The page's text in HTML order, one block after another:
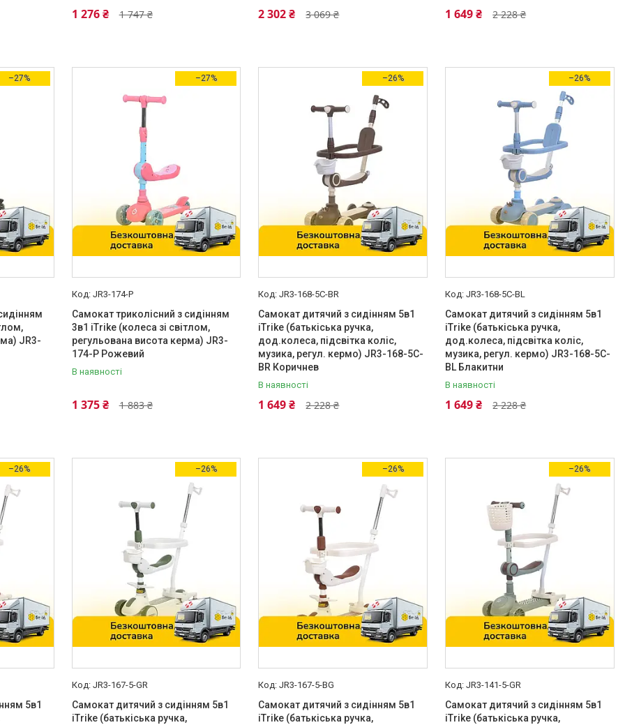
1 747 ₴
1 276 ₴ 3 069 ₴
2 302 ₴ 2 228 ₴
1 649 ₴
–27%
JR3-
–27%
JR3-174-P
Самокат триколісний з сидінням
3в1 iTrike (колеса зі світлом,
регульована висота керма) JR3-
174-P Рожевий
В наявності
1 883 ₴
1 375 ₴
–26%
JR3-168-5С-BR
Самокат дитячий з сидінням 5в1
iTrike (батькіська ручка,
дод.колеса, підсвітка коліс,
музика, регул. кермо) JR3-168-5С-
BR Коричнев
В наявності
2 228 ₴
1 649 ₴
–26%
JR3-168-5С-BL
Самокат дитячий з сидінням 5в1
iTrike (батькіська ручка,
дод.колеса, підсвітка коліс,
музика, регул. кермо) JR3-168-5С-
BL Блакитни
В наявності
2 228 ₴
1 649 ₴
–26%
5в1
–26%
JR3-167-5-GR
Самокат дитячий з сидінням 5в1
iTrike (батькіська ручка,
–26%
JR3-167-5-BG
Самокат дитячий з сидінням 5в1
iTrike (батькіська ручка,
–26%
JR3-141-5-GR
Самокат дитячий з сидінням 5в1
iTrike (батькіська ручка,